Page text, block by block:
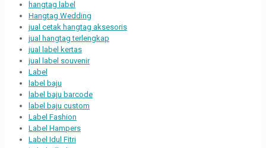
hangtag label
Hangtag Wedding
jual cetak hangtag aksesoris
jual hangtag terlengkap
jual label kertas
jual label souvenir
Label
label baju
label baju barcode
label baju custom
Label Fashion
Label Hampers
Label Idul Fitri